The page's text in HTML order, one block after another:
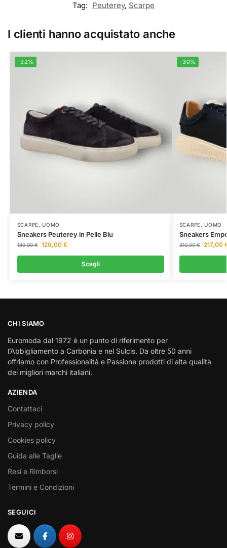
Tag: Peuterey, Scarpe
I clienti hanno acquistato anche
-32%
SCARPE,UOMO
Sneakers Peuterey in Pelle Blu
189,00€ 129,00 €
Scegli
-30%
SCARPE,UOMO
Sneakers
310,00€ 217,00
CHI SIAMO
Euromoda dal 1972 è un punto di riferimento per
l’Abbigliamento a Carbonia e nel Sulcis. Da oltre 50 anni
offriamo con Professionalità e Passione prodotti di alta qualità
dei migliori marchi italiani.
AZIENDA
Contattaci
Privacy policy
Cookies policy
Guida alle Taglie
Resi e Rimborsi
Termini e Condizioni
SEGUICI